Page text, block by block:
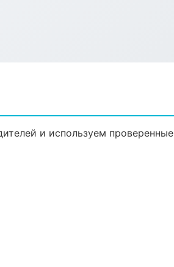
и используем проверенные